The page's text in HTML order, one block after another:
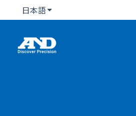
日本語翻訳のサブメニューを表示